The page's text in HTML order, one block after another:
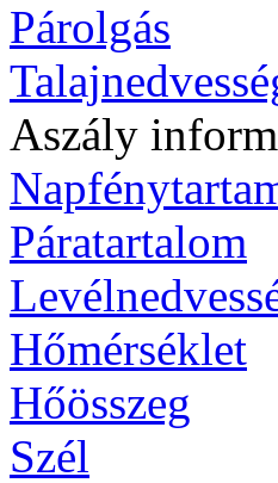
Párolgás
Aszály
Páratartalom
Hőmérséklet
Hőösszeg
Szél